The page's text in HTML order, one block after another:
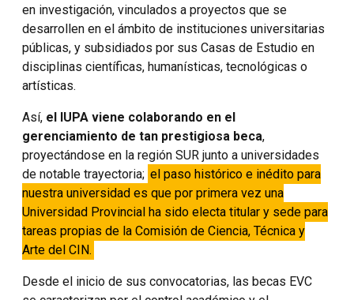
en investigación, vinculados a proyectos que se
desarrollen en el ámbito de instituciones universitarias
públicas, y subsidiados por sus Casas de Estudio en
disciplinas científicas, humanísticas, tecnológicas o
artísticas.
Así, el IUPA viene colaborando en el
gerenciamiento de tan prestigiosa beca,
proyectándose en la región SUR junto a universidades
de notable trayectoria; el paso histórico e inédito para
nuestra universidad es que por primera vez una
Universidad Provincial ha sido electa titular y sede para
tareas propias de la Comisión de Ciencia, Técnica y
Arte del CIN.
Desde el inicio de sus convocatorias, las becas EVC